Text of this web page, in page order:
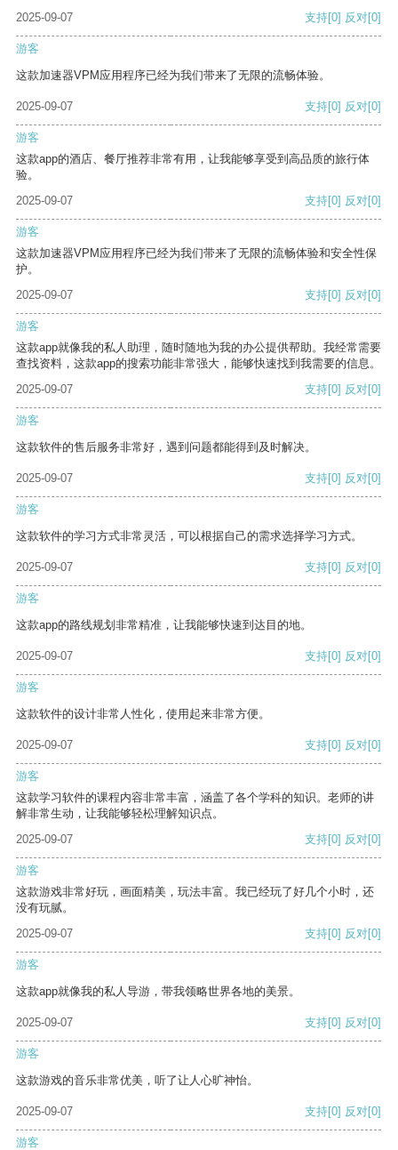
2025-09-07
支持[0] 反对[0]
游客
这款加速器VPM应用程序已经为我们带来了无限的流畅体验。
2025-09-07 支持[0] 反对[0]
游客
这款app的酒店、餐厅推荐非常有用，让我能够享受到高品质的旅行体
验。
2025-09-07
支持[0] 反对[0]
游客
这款加速器VPM应用程序已经为我们带来了无限的流畅体验和安全性保
护。
2025-09-07
支持[0] 反对[0]
游客
这款app就像我的私人助理，随时随地为我的办公提供帮助。我经常需要
查找资料，这款app的搜索功能非常强大，能够快速找到我需要的信息。
2025-09-07
支持[0] 反对[0]
游客
这款软件的售后服务非常好，遇到问题都能得到及时解决。
2025-09-07 支持[0] 反对[0]
游客
这款软件的学习方式非常灵活，可以根据自己的需求选择学习方式。
2025-09-07 支持[0] 反对[0]
游客
这款app的路线规划非常精准，让我能够快速到达目的地。
2025-09-07 支持[0] 反对[0]
游客
这款软件的设计非常人性化，使用起来非常方便。
2025-09-07 支持[0] 反对[0]
游客
这款学习软件的课程内容非常丰富，涵盖了各个学科的知识。老师的讲
解非常生动，让我能够轻松理解知识点。
2025-09-07
支持[0] 反对[0]
游客
这款游戏非常好玩，画面精美，玩法丰富。我已经玩了好几个小时，还
没有玩腻。
2025-09-07
支持[0] 反对[0]
游客
这款app就像我的私人导游，带我领略世界各地的美景。
2025-09-07 支持[0] 反对[0]
游客
这款游戏的音乐非常优美，听了让人心旷神怡。
2025-09-07 支持[0] 反对[0]
游客